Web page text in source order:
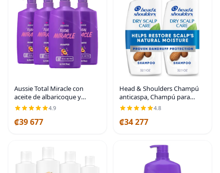
Aussie Total Miracle con
aceite de albaricoque y
macadamia, champú sin
parabenos, 26.2 onzas
líquidas, paquete de 4
4.9
₡39 677
Head & Shoulders Champú
anticaspa, Champú para
cuidado del cuero cabelludo
seco Paquete doble, 1% de
piritiona de zinc y aceite de
4.8
₡34 277